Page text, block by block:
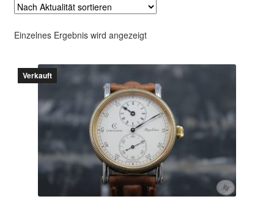
Archiv
Über mich
Kontakt
Einzelnes Ergebnis wird angezeigt
Verkauft